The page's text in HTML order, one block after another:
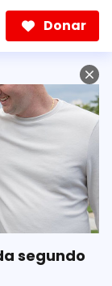
Donar
segundo